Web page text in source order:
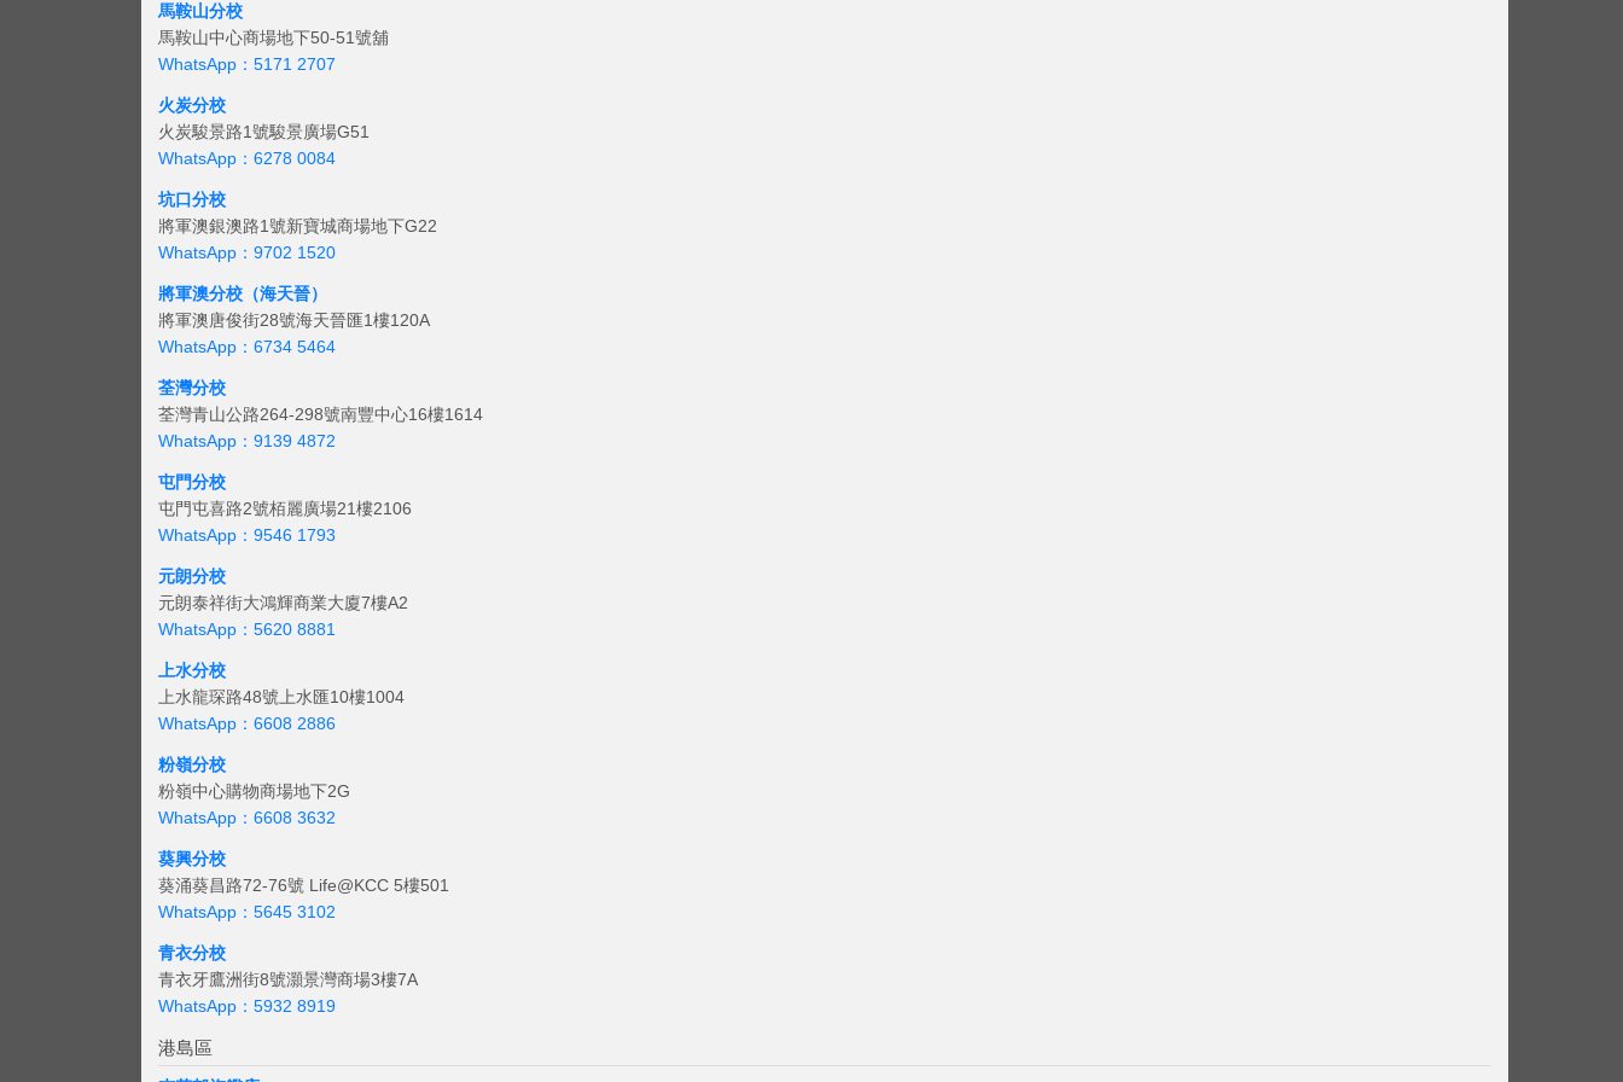
馬鞍山分校
馬鞍山中心商場地下50-51號舖
WhatsApp：5171 2707
火炭分校
火炭駿景路1號駿景廣場G51
WhatsApp：6278 0084
坑口分校
將軍澳銀澳路1號新寶城商場地下G22
WhatsApp：9702 1520
將軍澳分校（海天晉）
將軍澳唐俊街28號海天晉匯1樓120A
WhatsApp：6734 5464
荃灣分校
荃灣青山公路264-298號南豐中心16樓1614
WhatsApp：9139 4872
屯門分校
屯門屯喜路2號栢麗廣場21樓2106
WhatsApp：9546 1793
元朗分校
元朗泰祥街大鴻輝商業大廈7樓A2
WhatsApp：5620 8881
上水分校
上水龍琛路48號上水匯10樓1004
WhatsApp：6608 2886
粉嶺分校
粉嶺中心購物商場地下2G
WhatsApp：6608 3632
葵興分校
葵涌葵昌路72-76號 Life@KCC 5樓501
WhatsApp：5645 3102
青衣分校
青衣牙鷹洲街8號灝景灣商場3樓7A
WhatsApp：5932 8919
港島區